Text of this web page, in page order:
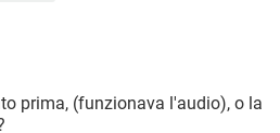
prima, (funzionava l'audio), o la